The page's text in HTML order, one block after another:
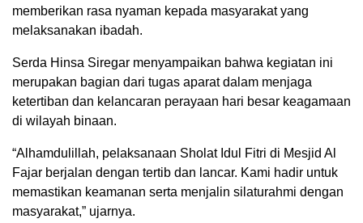
memberikan rasa nyaman kepada masyarakat yang
melaksanakan ibadah.
Serda Hinsa Siregar menyampaikan bahwa kegiatan ini
merupakan bagian dari tugas aparat dalam menjaga
ketertiban dan kelancaran perayaan hari besar keagamaan
di wilayah binaan.
“Alhamdulillah, pelaksanaan Sholat Idul Fitri di Mesjid Al
Fajar berjalan dengan tertib dan lancar. Kami hadir untuk
memastikan keamanan serta menjalin silaturahmi dengan
masyarakat,” ujarnya.